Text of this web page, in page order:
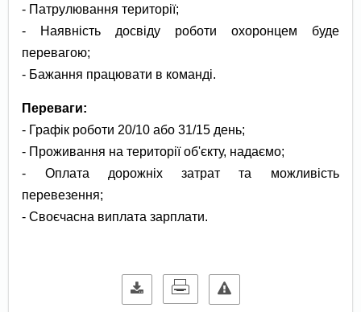
- Патрулювання території;
- Наявність досвіду роботи охоронцем буде
перевагою;
- Бажання працювати в команді.
Переваги:
- Графік роботи 20/10 або 31/15 день;
- Проживання на території об'єкту, надаємо;
- Оплата дорожніх затрат та можливість
перевезення;
- Своєчасна виплата зарплати.